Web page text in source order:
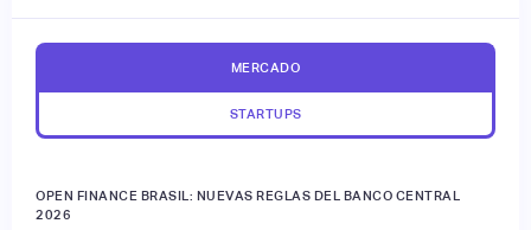
MERCADO
STARTUPS
OPEN FINANCE BRASIL: NUEVAS REGLAS DEL BANCO CENTRAL
2026